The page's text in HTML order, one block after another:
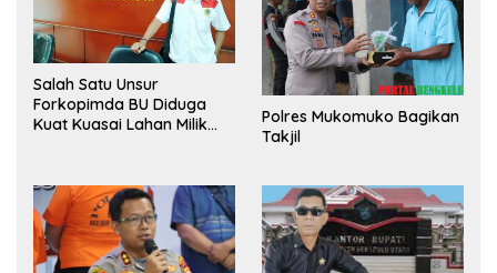
Salah Satu Unsur
Forkopimda BU Diduga
Kuat Kuasai Lahan Milik
Polres Mukomuko Bagikan
Takjil